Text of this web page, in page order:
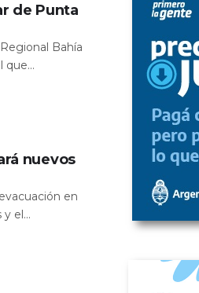
de Punta
Bahía
que...
nuevos
en
el...